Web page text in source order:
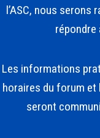
l’ASC, nous serons
répondre
Les informations
horaires du forum et
seront